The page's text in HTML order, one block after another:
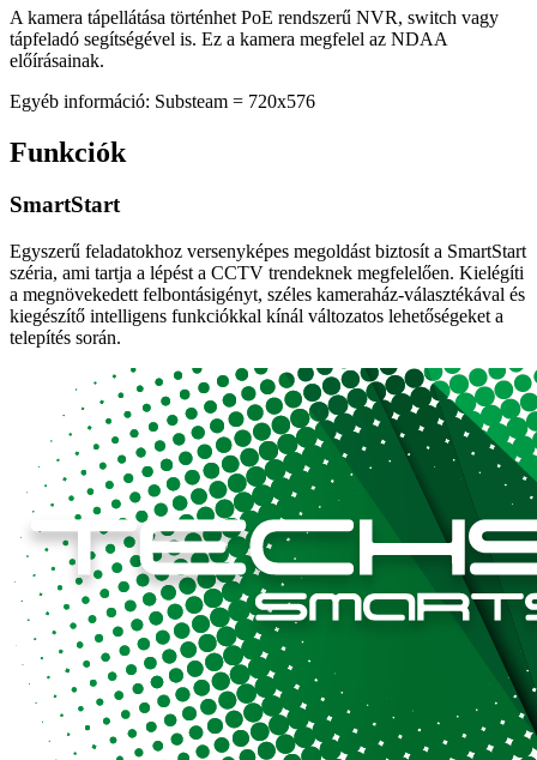
A kamera tápellátása történhet PoE rendszerű NVR, switch vagy
tápfeladó segítségével is. Ez a kamera megfelel az NDAA
előírásainak.
Egyéb információ: Substeam = 720x576
Funkciók
SmartStart
Egyszerű feladatokhoz versenyképes megoldást biztosít a SmartStart
széria, ami tartja a lépést a CCTV trendeknek megfelelően. Kielégíti
a megnövekedett felbontásigényt, széles kameraház-választékával és
kiegészítő intelligens funkciókkal kínál változatos lehetőségeket a
telepítés során.​